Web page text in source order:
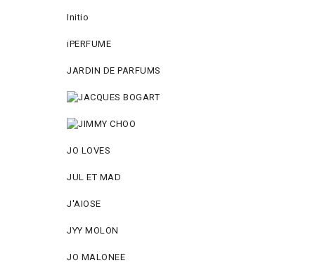
Initio
iPERFUME
JARDIN DE PARFUMS
JO LOVES
JUL ET MAD
J'AIOSE
JYY МОLON
JO MАLОNEE